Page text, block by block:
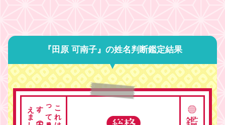
『田原 可南子』の姓名判断鑑定結果